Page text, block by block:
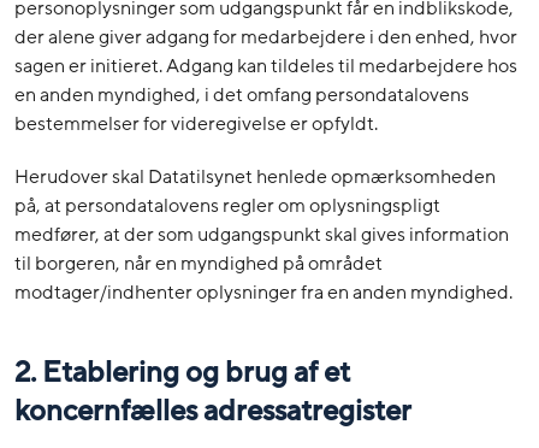
personoplysninger som udgangspunkt får en indblikskode,
der alene giver adgang for medarbejdere i den enhed, hvor
sagen er initieret. Adgang kan tildeles til medarbejdere hos
en anden myndighed, i det omfang persondatalovens
bestemmelser for videregivelse er opfyldt.
Herudover skal Datatilsynet henlede opmærksomheden
på, at persondatalovens regler om oplysningspligt
medfører, at der som udgangspunkt skal gives information
til borgeren, når en myndighed på området
modtager/indhenter oplysninger fra en anden myndighed.
2. Etablering og brug af et
koncernfælles adressatregister